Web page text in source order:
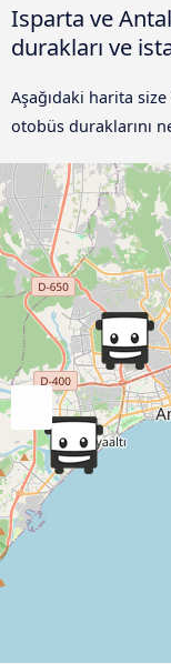
Isparta ve
durakları ve
Aşağıdaki harita
otobüs duraklarını